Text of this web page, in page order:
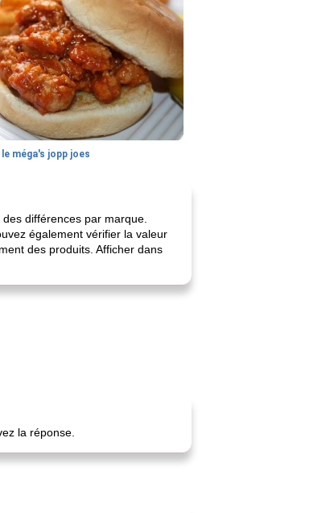
le méga's jopp joes
différences par marque.
également vérifier la valeur
des produits. Afficher dans
la réponse.